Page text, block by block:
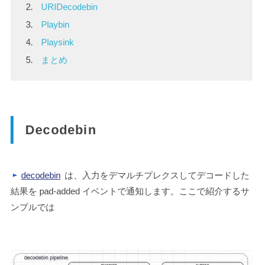
URIDecodebin
Playbin
Playsink
まとめ
Decodebin
decodebin は、入力をデマルチプレクスしてデコードした
結果を pad-addedイベントで通知します。ここで紹介するサ
ンプルでは